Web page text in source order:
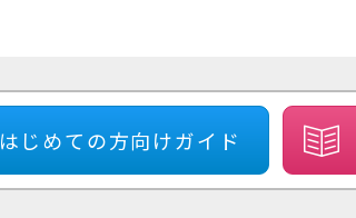
はじめての方向けガイド